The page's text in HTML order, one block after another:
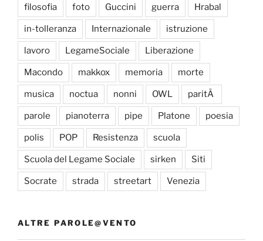
filosofia foto Guccini guerra Hrabal
in-tolleranza Internazionale istruzione
lavoro LegameSociale Liberazione
Macondo makkox memoria morte
musica noctua nonni OWL paritÃ
parole pianoterra pipe Platone poesia
polis POP Resistenza scuola
Scuola del Legame Sociale sirken Siti
Socrate strada streetart Venezia
ALTRE PAROLE@VENTO